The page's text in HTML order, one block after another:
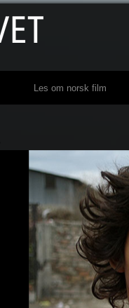
Les om norsk film